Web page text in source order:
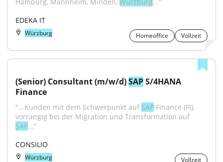
EDEKA IT
Würzburg Homeoffice Vollzeit
(Senior) Consultant (m/w/d) SAP S/4HANA
Finance
"...Kunden mit dem Schwerpunkt auf SAP Finance (FI),
SAP..."
CONSILIO
Würzburg Vollzeit